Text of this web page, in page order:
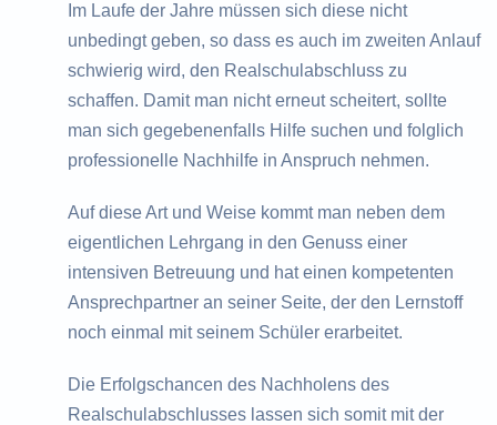
Im Laufe der Jahre müssen sich diese nicht
unbedingt geben, so dass es auch im zweiten Anlauf
schwierig wird, den Realschulabschluss zu
schaffen. Damit man nicht erneut scheitert, sollte
man sich gegebenenfalls Hilfe suchen und folglich
professionelle Nachhilfe in Anspruch nehmen.
Auf diese Art und Weise kommt man neben dem
eigentlichen Lehrgang in den Genuss einer
intensiven Betreuung und hat einen kompetenten
Ansprechpartner an seiner Seite, der den Lernstoff
noch einmal mit seinem Schüler erarbeitet.
Die Erfolgschancen des Nachholens des
Realschulabschlusses lassen sich somit mit der